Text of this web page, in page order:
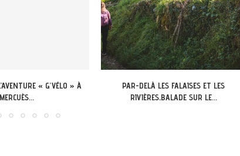
FALAISES ET LES
SUR LE...
APPEL A CANDIDATURE 13-18 ANS DU LOT:
LANCEMENT DU...